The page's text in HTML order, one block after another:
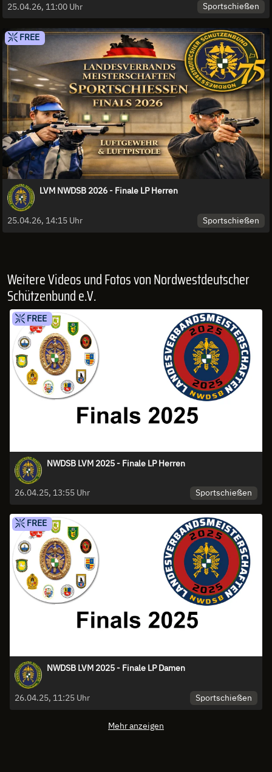
25.04.26, 11:00 Uhr Sportschießen
FREE
LVM NWDSB 2026 - Finale LP Herren
25.04.26, 14:15 Uhr Sportschießen
Weitere Videos und Fotos von Nordwestdeutscher
Schützenbund e.V.
FREE
NWDSB LVM 2025 - Finale LP Herren
26.04.25, 13:55 Uhr Sportschießen
FREE
NWDSB LVM 2025 - Finale LP Damen
26.04.25, 11:25 Uhr Sportschießen
Mehr anzeigen